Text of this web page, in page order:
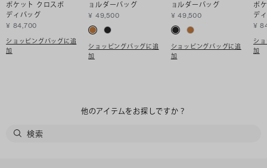
ポケット クロスボ
ディバッグ
¥ 84,700
ショッピングバッグに追
加
ョルダーバッグ
¥ 49,500
ショッピングバッグに追
加
ョルダーバッグ
¥ 49,500
ショッピングバッグに追
加
ポ
デ
¥
シ
加
他のアイテムをお探しですか？